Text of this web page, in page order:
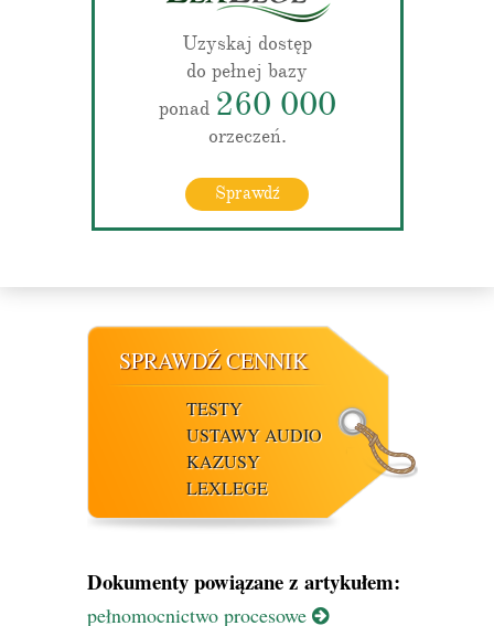
Uzyskaj dostęp
do pełnej bazy
ponad 260 000
orzeczeń.
Sprawdź
SPRAWDŹ CENNIK
TESTY
USTAWY AUDIO
KAZUSY
LEXLEGE
Dokumenty powiązane z artykułem:
pełnomocnictwo procesowe